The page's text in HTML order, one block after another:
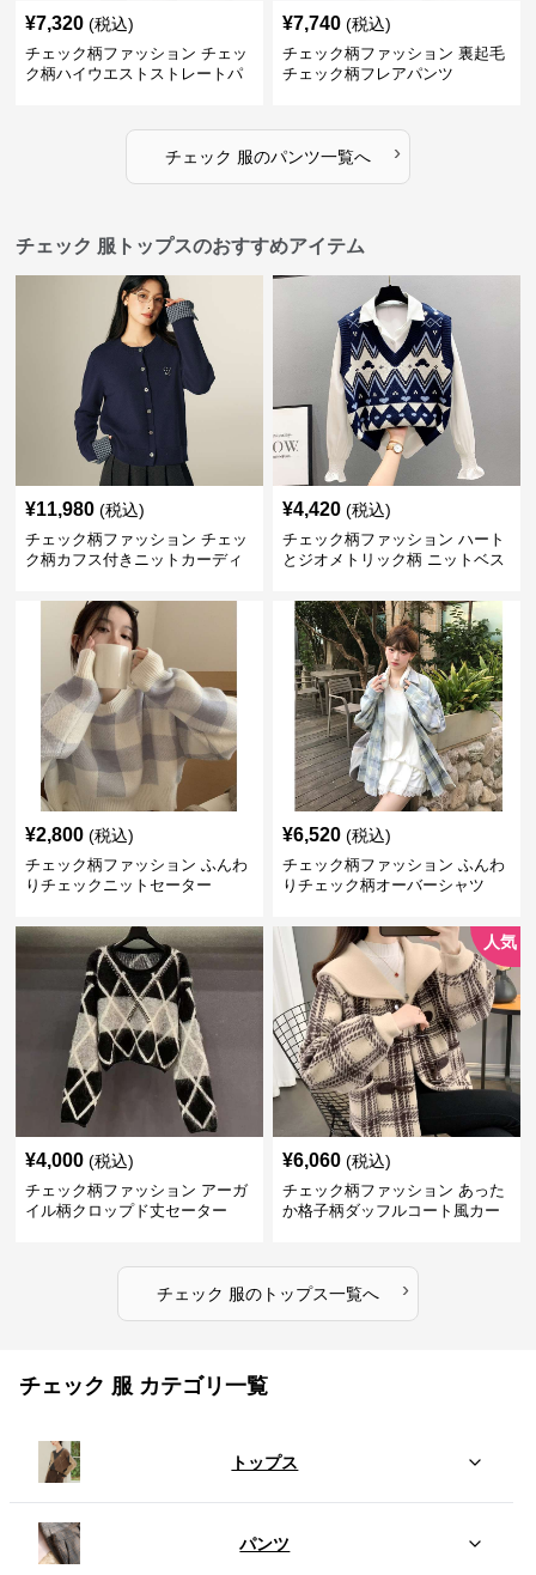
¥7,320 (税込)
チェック柄ファッション チェッ
ク柄ハイウエストストレートパ
¥7,740 (税込)
チェック柄ファッション 裏起毛
チェック柄フレアパンツ
チェック 服のパンツ一覧へ ›
チェック 服トップスのおすすめアイテム
¥11,980 (税込)
チェック柄ファッション チェッ
ク柄カフス付きニットカーディ
¥4,420 (税込)
チェック柄ファッション ハート
とジオメトリック柄 ニットベス
¥2,800 (税込)
チェック柄ファッション ふんわ
りチェックニットセーター
¥6,520 (税込)
チェック柄ファッション ふんわ
りチェック柄オーバーシャツ
¥4,000 (税込)
チェック柄ファッション アーガ
イル柄クロップド丈セーター
人気
¥6,060 (税込)
チェック柄ファッション あった
か格子柄ダッフルコート風カー
チェック 服のトップス一覧へ ›
チェック 服 カテゴリ一覧
トップス
パンツ